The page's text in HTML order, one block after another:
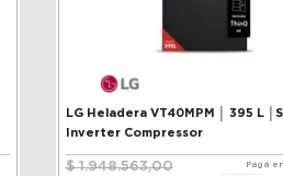
LG Heladera VT40MPM │ 395 L
Inverter Compressor
$ 1.948.563,00 Pagá